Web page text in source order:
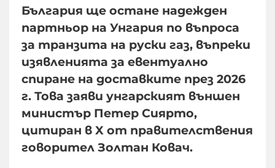
България ще остане надежден
партньор на Унгария по въпроса
за транзита на руски газ, въпреки
изявленията за евентуално
спиране на доставките през 2026
г. Това заяви унгарският външен
министър Петер Сиярто,
цитиран в X от правителствения
говорител Золтан Ковач.